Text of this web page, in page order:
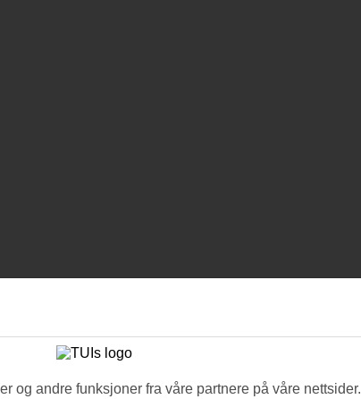
og andre funksjoner fra våre partnere på våre nettsider.